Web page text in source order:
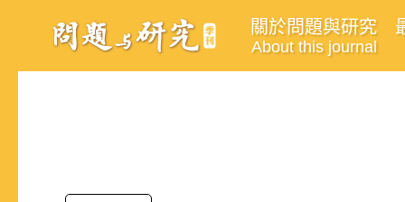
關於問題與研究
About this journal